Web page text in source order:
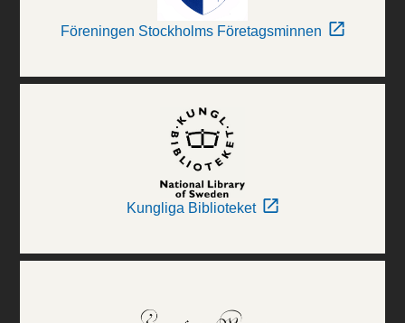
Föreningen Stockholms Företagsminnen
Kungliga Biblioteket